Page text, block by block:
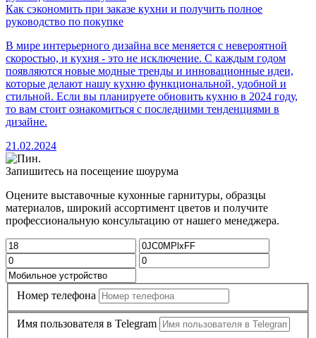
Как сэкономить при заказе кухни и получить полное
руководство по покупке
В мире интерьерного дизайна все меняется с невероятной
скоростью, и кухня - это не исключение. С каждым годом
появляются новые модные тренды и инновационные идеи,
которые делают нашу кухню функциональной, удобной и
стильной. Если вы планируете обновить кухню в 2024 году,
то вам стоит ознакомиться с последними тенденциями в
дизайне.
21.02.2024
Запишитесь на посещение шоурума
Оцените выставочные кухонные гарнитуры, образцы
материалов, широкий ассортимент цветов и получите
профессиональную консультацию от нашего менеджера.
Номер телефона
Имя пользователя в Telegram